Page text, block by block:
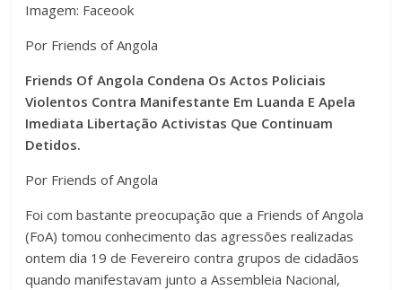
Imagem: Faceook
Por Friends of Angola
Friends Of Angola Condena Os Actos Policiais
Violentos Contra Manifestante Em Luanda E Apela
Imediata Libertação Activistas Que Continuam
Detidos.
Por Friends of Angola
Foi com bastante preocupação que a Friends of Angola
(FoA) tomou conhecimento das agressões realizadas
ontem dia 19 de Fevereiro contra grupos de cidadãos
quando manifestavam junto a Assembleia Nacional,